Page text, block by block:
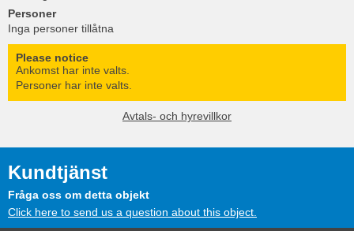
Personer
Inga personer tillåtna
Please notice
Ankomst har inte valts.
Personer har inte valts.
Avtals- och hyrevillkor
Kundtjänst
Fråga oss om detta objekt
Click here to send us a question about this object.